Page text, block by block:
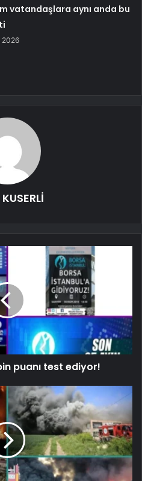
vatandaşlara aynı anda bu
2026
puanı test ediyor!